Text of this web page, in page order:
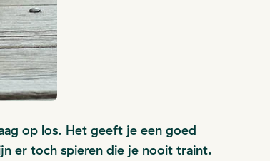
op los. Het geeft je een goed
er toch spieren die je nooit traint.